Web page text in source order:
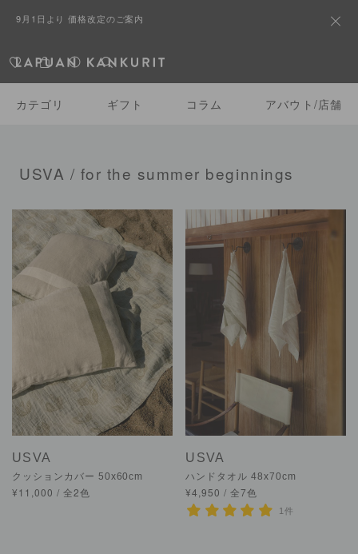
9月1日より 価格改定のご案内
カテゴリ ギフト コラム アバウト/店舗
USVA / for the summer beginnings
USVA
クッションカバー 50x60cm
¥11,000 / 全2色
USVA
ハンドタオル 48x70cm
¥4,950 / 全7色
1件